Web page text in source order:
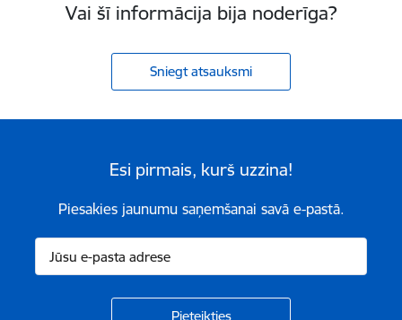
Vai šī informācija bija noderīga?
Sniegt atsauksmi
Esi pirmais, kurš uzzina!
Piesakies jaunumu saņemšanai savā e-pastā.